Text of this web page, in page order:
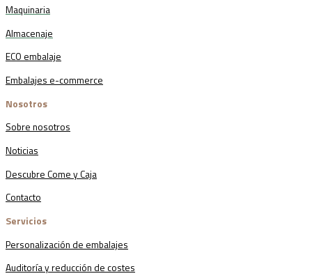
Maquinaria
Almacenaje
ECO embalaje
Embalajes e-commerce
Nosotros
Sobre nosotros
Noticias
Descubre Come y Caja
Contacto
Servicios
Personalización de embalajes
Auditoría y reducción de costes